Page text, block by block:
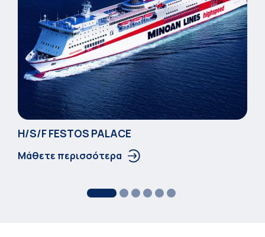
Η/S/F FESTOS PALACΕ
Μάθετε περισσότερα